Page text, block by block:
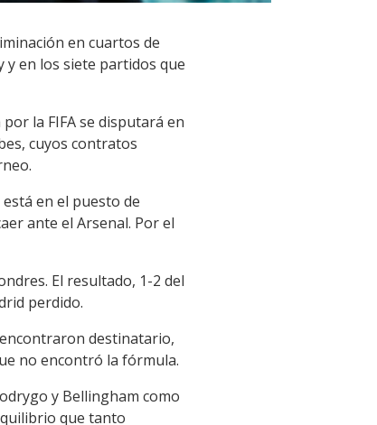
en cuartos de
y en los siete partidos que
la FIFA se disputará en
cuyos contratos
en el puesto de
ante el Arsenal. Por el
El resultado, 1-2 del
perdido.
destinatario,
no encontró la fórmula.
y Bellingham como
que tanto